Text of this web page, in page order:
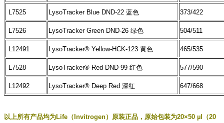
L7525 LysoTracker Blue DND-22 蓝色 373/422
L7526 LysoTracker Green DND-26 绿色 504/511
L12491 LysoTracker® Yellow-HCK-123 黄色 465/535
L7528 LysoTracker® Red DND-99 红色 577/590
L12492 LysoTracker® Deep Red 深红 647/668
以上所有产品均为Life（Invitrogen）原装正品，原始包装为20×50 µl（20